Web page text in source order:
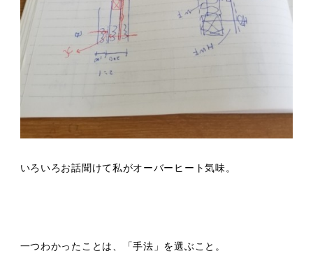
いろいろお話聞けて私がオーバーヒート気味。
一つわかったことは、「手法」を選ぶこと。